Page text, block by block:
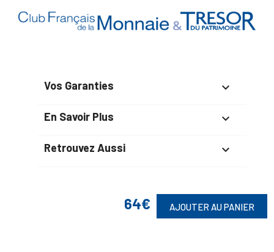
64€ AJOUTER AU PANIER
Vos Garanties 
En Savoir Plus 
Retrouvez Aussi 
Suivez-Nous